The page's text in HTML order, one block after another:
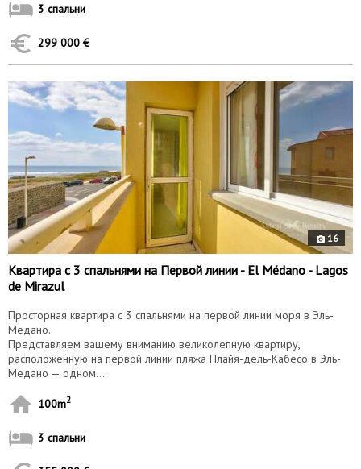
3 спальни
299 000 €
16
Квартира с 3 спальнями на Первой линии - El Médano - Lagos
de Mirazul
Просторная квартира с 3 спальнями на первой линии моря в Эль-
Медано.
Представляем вашему вниманию великолепную квартиру,
расположенную на первой линии пляжа Плайя-дель-Кабесо в Эль-
Медано — одном...
100m2
3 спальни